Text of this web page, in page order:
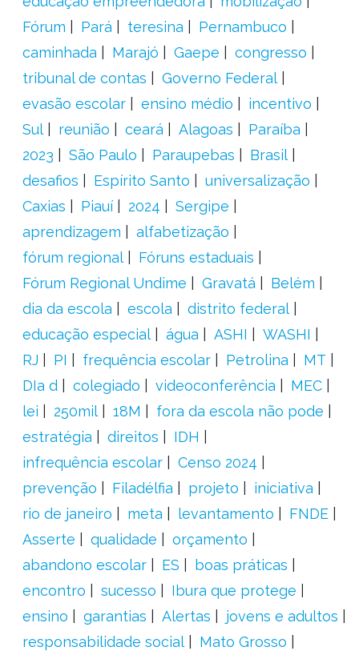
Fórum
Pará teresina
Pernambuco
caminhada
Marajó Gaepe
congresso
tribunal de contas
Governo Federal
evasão escolar
ensino médio
incentivo
Sul
reunião ceará Alagoas
Paraíba
2023
São Paulo Paraupebas
Brasil
desafios
Espírito Santo
universalização
Caxias
Piauí 2024
Sergipe
aprendizagem
alfabetização
fórum regional
Fóruns estaduais
Fórum Regional Undime
Gravatá
Belém
dia da escola
escola
distrito federal
educação especial
água ASHI
WASHI
RJ
PI frequência escolar Petrolina
MT
DIa d
colegiado videoconferência
MEC
lei
250mil 18M
fora da escola não pode
estratégia
direitos
IDH
infrequência escolar
Censo 2024
prevenção
Filadélfia projeto
iniciativa
rio de janeiro
meta levantamento
FNDE
Asserte
qualidade
orçamento
abandono escolar
ES
boas práticas
encontro
sucesso
Ibura que protege
ensino
garantias Alertas
jovens e adultos
responsabilidade social
Mato Grosso